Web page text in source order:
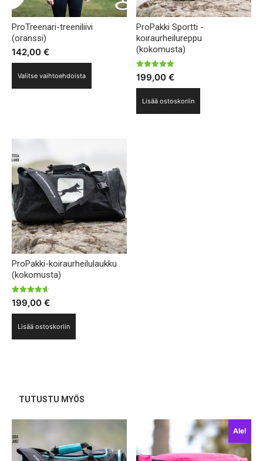
ProTreenari-treeniliivi
(oranssi)
142,00 €
Valitse vaihtoehdoista
valinnat
tuotteen
sivulla.
ProPakki Sportti -
koiraurheilureppu
(kokomusta)
Arvostelu
tuotteesta:
5.00
199,00€
Lisää ostoskoriin
ProPakki-koiraurheilulaukku
(kokomusta)
Arvostelu
tuotteesta:
4.60
199,00 €
Lisää ostoskoriin
TUTUSTU MYÖS
Ale!